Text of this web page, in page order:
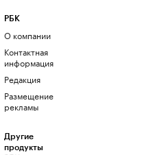
РБК
О компании
Контактная
информация
Редакция
Размещение
рекламы
Другие
продукты